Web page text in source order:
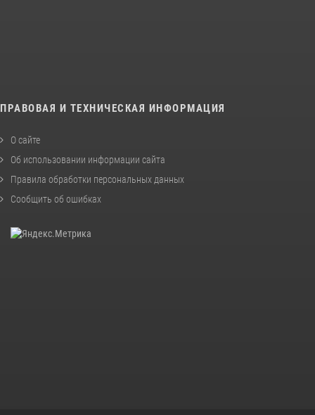
ПРАВОВАЯ И ТЕХНИЧЕСКАЯ ИНФОРМАЦИЯ
О сайте
Об использовании информации сайта
Правила обработки персональных данных
Сообщить об ошибках